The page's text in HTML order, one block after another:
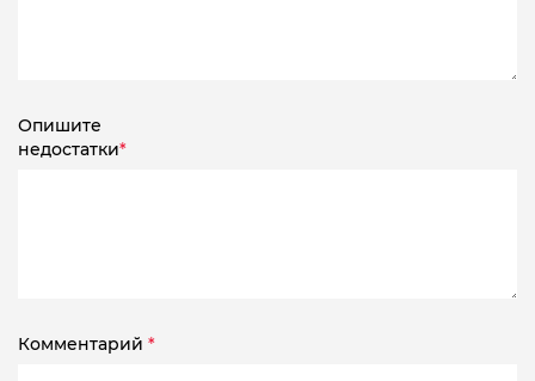
Опишите
недостатки*
Комментарий *